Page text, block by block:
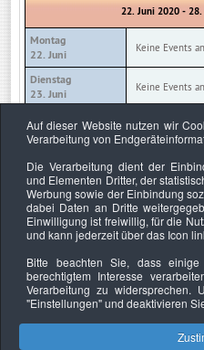
22. Juni 2020 -
Montag
22. Juni
Keine Events
Dienstag
23. Juni
Keine Events
Mittwoch
24. Juni
Keine Events
25. Juni
Keine Events
Freitag
26. Juni
Keine Events
Samstag
Sonntag
28. Juni
Keine Events
Auf dieser Website nutzen wir
Verarbeitung von
Die Verarbeitung dient der
und Elementen Dritter, der
Werbung sowie der Einbindung
dabei Daten an Dritte
Einwilligung ist freiwillig, für die
und kann jederzeit über das Icon
Bitte beachten Sie, dass
berechtigtem Interesse
Verarbeitung zu
"Einstellungen"und deaktivieren